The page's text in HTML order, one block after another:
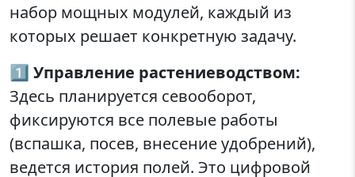
набор мощных модулей, каждый из
которых решает конкретную задачу.
1️⃣ Управление растениеводством:
Здесь планируется севооборот,
фиксируются все полевые работы
(вспашка, посев, внесение удобрений),
ведется история полей. Это цифровой